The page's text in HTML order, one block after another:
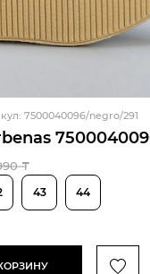
7500040096/negro/291
₸
43 44